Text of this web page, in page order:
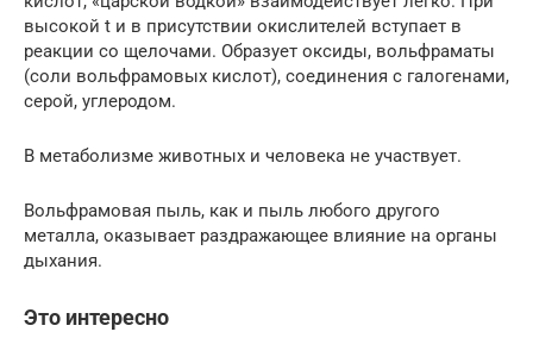
высокой t и в присутствии окислителей вступает в
реакции со щелочами. Образует оксиды, вольфраматы
(соли вольфрамовых кислот), соединения с галогенами,
серой, углеродом.
В метаболизме животных и человека не участвует.
Вольфрамовая пыль, как и пыль любого другого
металла, оказывает раздражающее влияние на органы
дыхания.
Это интересно